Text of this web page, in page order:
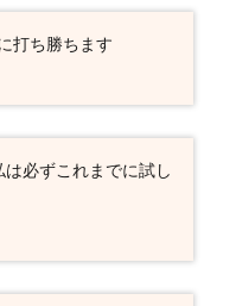
打ち勝ちます
必ずこれまでに試し